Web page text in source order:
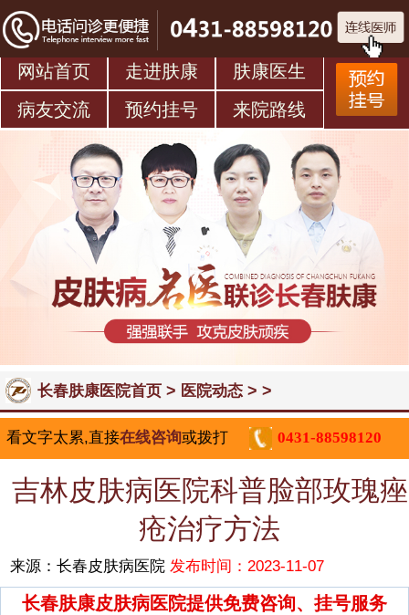
网站首页 走进肤康
肤康医生
病友交流
预约挂号 来院路线
长春肤康医院首页> 医院动态> >
看文字太累,直接在线咨询或拨打 0431-88598120
吉林皮肤病医院科普脸部玫瑰痤
疮治疗方法
来源：长春皮肤病医院发布时间：2023-11-07
长春肤康皮肤病医院提供免费咨询、挂号服务